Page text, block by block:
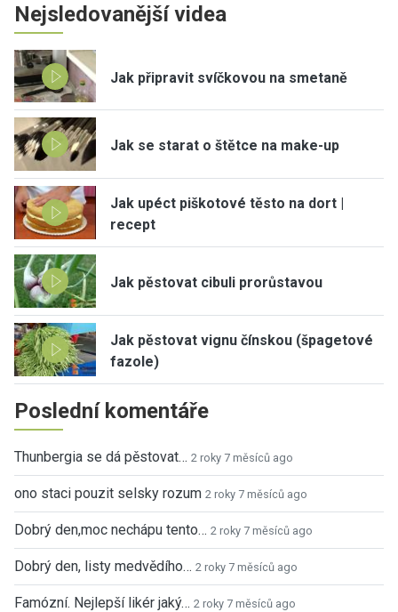
Nejsledovanější videa
Jak připravit svíčkovou na smetaně
Jak se starat o štětce na make-up
Jak upéct piškotové těsto na dort |
recept
Jak pěstovat cibuli prorůstavou
Jak pěstovat vignu čínskou (špagetové
fazole)
Poslední komentáře
Thunbergia se dá pěstovat… 2 roky 7 měsíců ago
ono staci pouzit selsky rozum 2 roky 7 měsíců ago
Dobrý den,moc nechápu tento… 2 roky 7 měsíců ago
Dobrý den, listy medvědího… 2 roky 7 měsíců ago
Famózní. Nejlepší likér jaký… 2 roky 7 měsíců ago